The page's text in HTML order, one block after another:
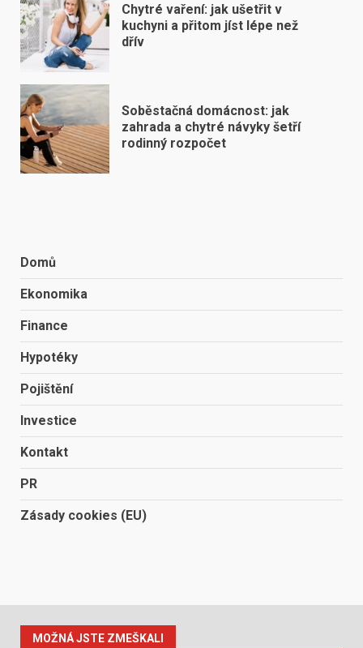
Chytré vaření: jak ušetřit v
kuchyni a přitom jíst lépe než
dřív
Soběstačná domácnost: jak
zahrada a chytré návyky šetří
rodinný rozpočet
Domů
Ekonomika
Finance
Hypotéky
Pojištění
Investice
Kontakt
PR
Zásady cookies (EU)
MOŽNÁ JSTE ZMEŠKALI